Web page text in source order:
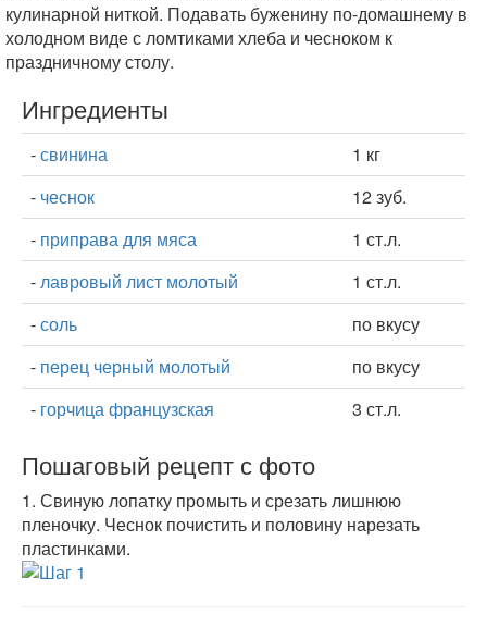
кулинарной ниткой. Подавать буженину по-домашнему в
холодном виде с ломтиками хлеба и чесноком к
праздничному столу.
Ингредиенты
-свинина
1 кг
- чеснок
12 зуб.
- приправа для мяса
1 ст.л.
-лавровый лист молотый
1 ст.л.
-соль
по вкусу
- перец черный молотый
по вкусу
- горчица французская 3 ст.л.
Пошаговый рецепт с фото
1. Свиную лопатку промыть и срезать лишнюю
пленочку. Чеснок почистить и половину нарезать
пластинками.